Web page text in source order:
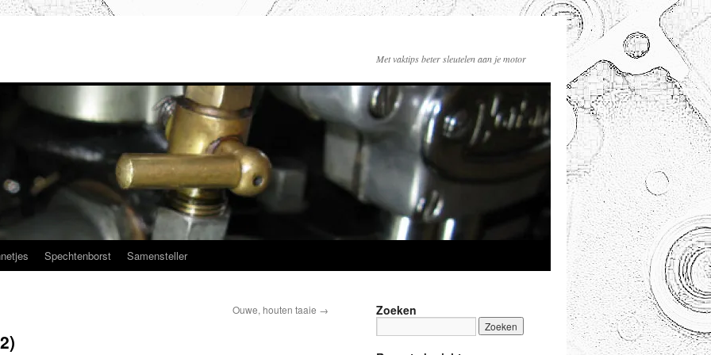
Met vaktips beter sleutelen aan je motor
Spechtenborst Samensteller
Ouwe, houten taaie → Zoeken